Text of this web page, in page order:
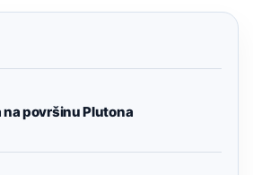
površinu Plutona